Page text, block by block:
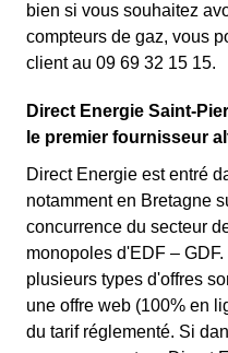
bien si vous souhaitez
compteurs de gaz, vous
client au 09 69 32 15 15.
Direct Energie Saint-
le premier fournisseur
Direct Energie est entré
notamment en Bretagne
concurrence du secteur
monopoles d'EDF –
plusieurs types d'offres
une offre web (100% en
du tarif réglementé. Si